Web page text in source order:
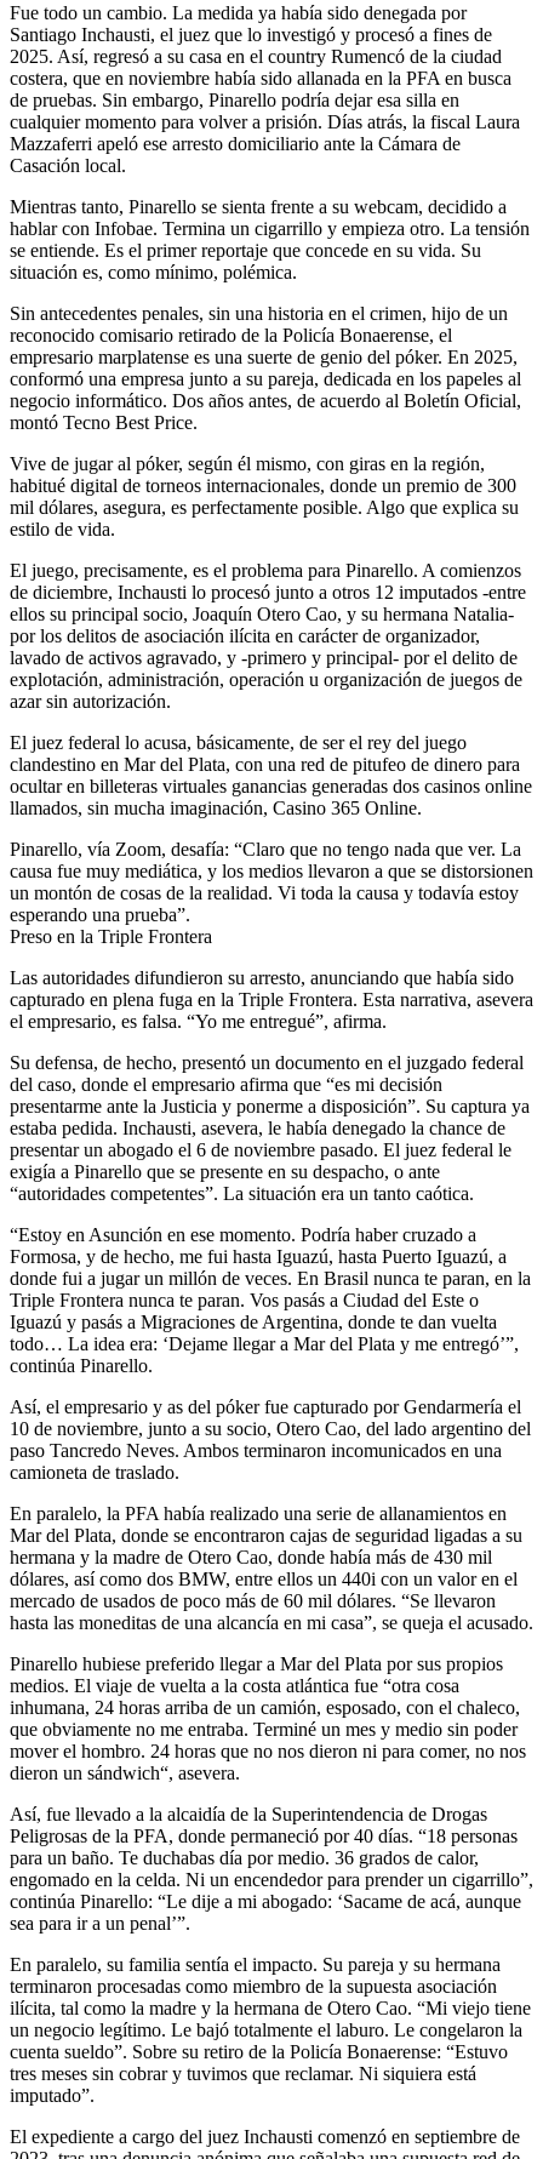
Fue todo un cambio. La medida ya había sido denegada por
Santiago Inchausti, el juez que lo investigó y procesó a fines de
2025. Así, regresó a su casa en el country Rumencó de la ciudad
costera, que en noviembre había sido allanada en la PFA en busca
de pruebas. Sin embargo, Pinarello podría dejar esa silla en
cualquier momento para volver a prisión. Días atrás, la fiscal Laura
Mazzaferri apeló ese arresto domiciliario ante la Cámara de
Casación local.
Mientras tanto, Pinarello se sienta frente a su webcam, decidido a
hablar con Infobae. Termina un cigarrillo y empieza otro. La tensión
se entiende. Es el primer reportaje que concede en su vida. Su
situación es, como mínimo, polémica.
Sin antecedentes penales, sin una historia en el crimen, hijo de un
reconocido comisario retirado de la Policía Bonaerense, el
empresario marplatense es una suerte de genio del póker. En 2025,
conformó una empresa junto a su pareja, dedicada en los papeles al
negocio informático. Dos años antes, de acuerdo al Boletín Oficial,
montó Tecno Best Price.
Vive de jugar al póker, según él mismo, con giras en la región,
habitué digital de torneos internacionales, donde un premio de 300
mil dólares, asegura, es perfectamente posible. Algo que explica su
estilo de vida.
El juego, precisamente, es el problema para Pinarello. A comienzos
de diciembre, Inchausti lo procesó junto a otros 12 imputados -entre
ellos su principal socio, Joaquín Otero Cao, y su hermana Natalia-
por los delitos de asociación ilícita en carácter de organizador,
lavado de activos agravado, y -primero y principal- por el delito de
explotación, administración, operación u organización de juegos de
azar sin autorización.
El juez federal lo acusa, básicamente, de ser el rey del juego
clandestino en Mar del Plata, con una red de pitufeo de dinero para
ocultar en billeteras virtuales ganancias generadas dos casinos online
llamados, sin mucha imaginación, Casino 365 Online.
Pinarello, vía Zoom, desafía: “Claro que no tengo nada que ver. La
causa fue muy mediática, y los medios llevaron a que se distorsionen
un montón de cosas de la realidad. Vi toda la causa y todavía estoy
esperando una prueba”.
Preso en la Triple Frontera
Las autoridades difundieron su arresto, anunciando que había sido
capturado en plena fuga en la Triple Frontera. Esta narrativa, asevera
el empresario, es falsa. “Yo me entregué”, afirma.
Su defensa, de hecho, presentó un documento en el juzgado federal
del caso, donde el empresario afirma que “es mi decisión
presentarme ante la Justicia y ponerme a disposición”. Su captura ya
estaba pedida. Inchausti, asevera, le había denegado la chance de
presentar un abogado el 6 de noviembre pasado. El juez federal le
exigía a Pinarello que se presente en su despacho, o ante
“autoridades competentes”. La situación era un tanto caótica.
“Estoy en Asunción en ese momento. Podría haber cruzado a
Formosa, y de hecho, me fui hasta Iguazú, hasta Puerto Iguazú, a
donde fui a jugar un millón de veces. En Brasil nunca te paran, en la
Triple Frontera nunca te paran. Vos pasás a Ciudad del Este o
Iguazú y pasás a Migraciones de Argentina, donde te dan vuelta
todo… La idea era: ‘Dejame llegar a Mar del Plata y me entregó’”,
continúa Pinarello.
Así, el empresario y as del póker fue capturado por Gendarmería el
10 de noviembre, junto a su socio, Otero Cao, del lado argentino del
paso Tancredo Neves. Ambos terminaron incomunicados en una
camioneta de traslado.
En paralelo, la PFA había realizado una serie de allanamientos en
Mar del Plata, donde se encontraron cajas de seguridad ligadas a su
hermana y la madre de Otero Cao, donde había más de 430 mil
dólares, así como dos BMW, entre ellos un 440i con un valor en el
mercado de usados de poco más de 60 mil dólares. “Se llevaron
hasta las moneditas de una alcancía en mi casa”, se queja el acusado.
Pinarello hubiese preferido llegar a Mar del Plata por sus propios
medios. El viaje de vuelta a la costa atlántica fue “otra cosa
inhumana, 24 horas arriba de un camión, esposado, con el chaleco,
que obviamente no me entraba. Terminé un mes y medio sin poder
mover el hombro. 24 horas que no nos dieron ni para comer, no nos
dieron un sándwich“, asevera.
Así, fue llevado a la alcaidía de la Superintendencia de Drogas
Peligrosas de la PFA, donde permaneció por 40 días. “18 personas
para un baño. Te duchabas día por medio. 36 grados de calor,
engomado en la celda. Ni un encendedor para prender un cigarrillo”,
continúa Pinarello: “Le dije a mi abogado: ‘Sacame de acá, aunque
sea para ir a un penal’”.
En paralelo, su familia sentía el impacto. Su pareja y su hermana
terminaron procesadas como miembro de la supuesta asociación
ilícita, tal como la madre y la hermana de Otero Cao. “Mi viejo tiene
un negocio legítimo. Le bajó totalmente el laburo. Le congelaron la
cuenta sueldo”. Sobre su retiro de la Policía Bonaerense: “Estuvo
tres meses sin cobrar y tuvimos que reclamar. Ni siquiera está
imputado”.
El expediente a cargo del juez Inchausti comenzó en septiembre de